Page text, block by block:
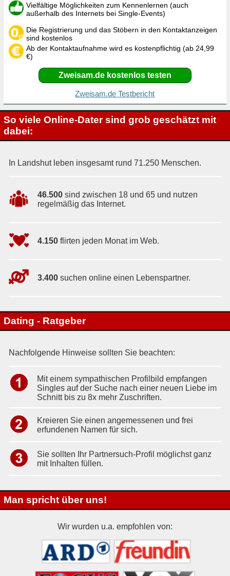
Vielfältige Möglichkeiten zum Kennenlernen (auch
außerhalb des Internets bei Single-Events)
Die Registrierung und das Stöbern in den Kontaktanzeigen
sind kostenlos
Ab der Kontaktaufnahme wird es kostenpflichtig (ab 24,99
€)
Zweisam.de kostenlos testen
Zweisam.de Testbericht
So viele Online-Dater sind grob geschätzt mit
dabei:
In Landshut leben insgesamt rund 71.250 Menschen.
46.500 sind zwischen 18 und 65 und nutzen
regelmäßig das Internet.
4.150 flirten jeden Monat im Web.
3.400 suchen online einen Lebenspartner.
Dating - Ratgeber
Nachfolgende Hinweise sollten Sie beachten:
Mit einem sympathischen Profilbild empfangen
Singles auf der Suche nach einer neuen Liebe im
Schnitt bis zu 8x mehr Zuschriften.
Kreieren Sie einen angemessenen und frei
erfundenen Namen für sich.
Sie sollten Ihr Partnersuch-Profil möglichst ganz
mit Inhalten füllen.
Man spricht über uns!
Wir wurden u.a. empfohlen von: